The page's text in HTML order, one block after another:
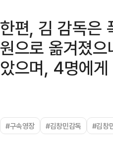
한편, 김 감독은
원으로 옮겨졌
았으며, 4명에
#구속영장 #김창민감독 #김창